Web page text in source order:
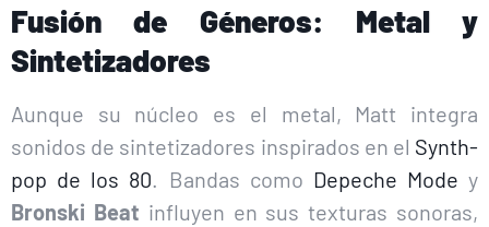
Fusión de Géneros: Metal y
Sintetizadores
Aunque su núcleo es el metal, Matt integra
sonidos de sintetizadores inspirados en el Synth-
pop de los 80. Bandas como Depeche Mode y
Bronski Beat influyen en sus texturas sonoras,